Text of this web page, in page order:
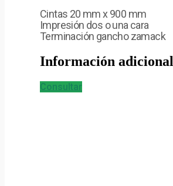
Cintas 20 mm x 900 mm
Impresión dos o una cara
Terminación gancho zamack
Información adicional
Consultar